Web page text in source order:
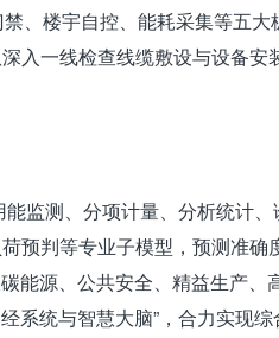
、楼宇自控、能耗采集等五
入一线检查线缆敷设与设备安
监测、分项计量、分析统计
预判等专业子模型，预测准确
能源、公共安全、精益生产、
统与智慧大脑”，合力实现综